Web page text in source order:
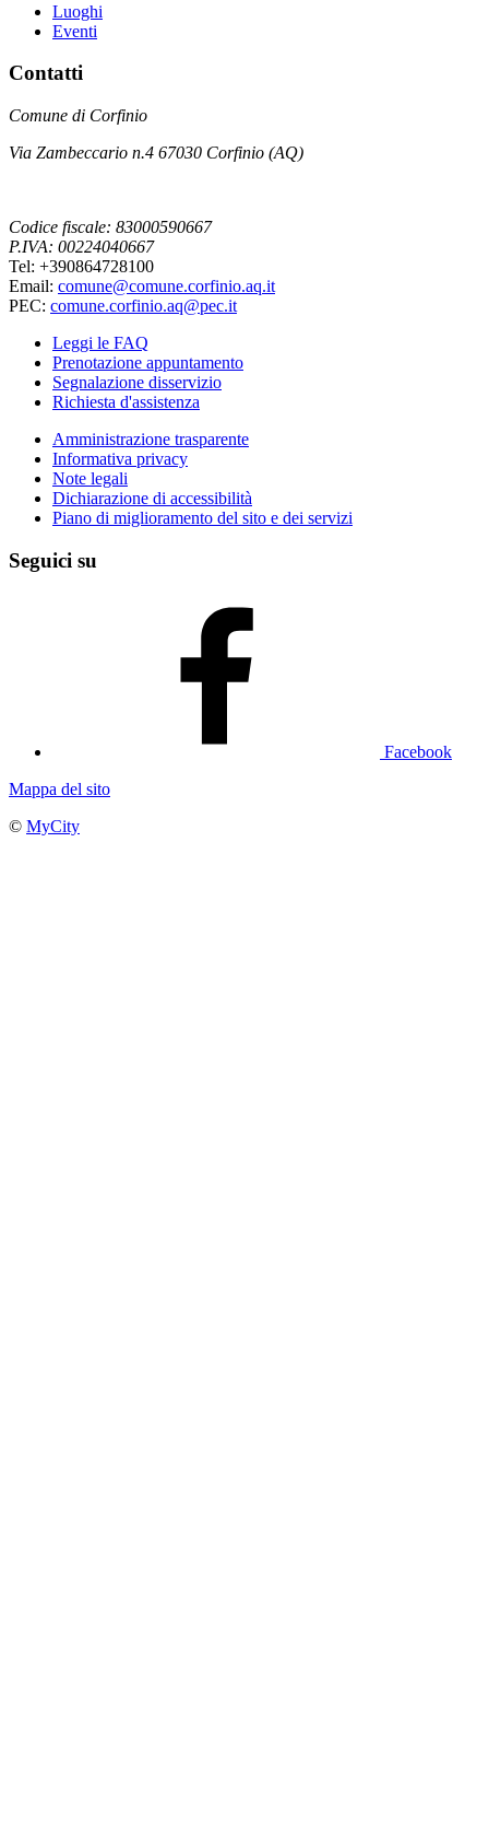
Luoghi
Eventi
Contatti
Comune di Corfinio
Via Zambeccario n.4 67030 Corfinio (AQ)
Codice fiscale: 83000590667
P.IVA: 00224040667
Tel: +390864728100
Email: comune@comune.corfinio.aq.it
PEC: comune.corfinio.aq@pec.it
Leggi le FAQ
Prenotazione appuntamento
Segnalazione disservizio
Richiesta d'assistenza
Amministrazione trasparente
Informativa privacy
Note legali
Dichiarazione di accessibilità
Piano di miglioramento del sito e dei servizi
Seguici su
Facebook
Mappa del sito
© MyCity